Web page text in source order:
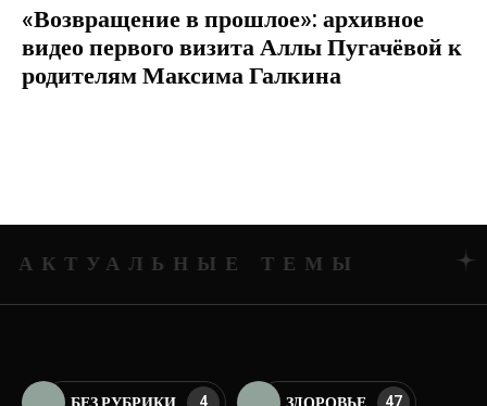
«Возвращение в прошлое»: архивное
видео первого визита Аллы Пугачёвой к
родителям Максима Галкина
ТЕМЫ